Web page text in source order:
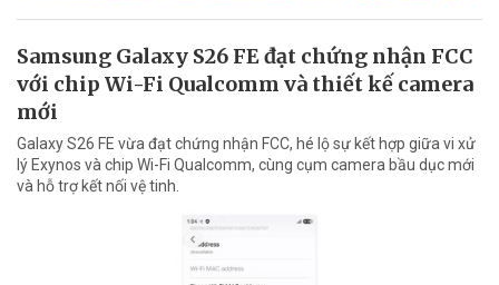
Samsung Galaxy S26 FE đạt chứng nhận FCC
với chip Wi-Fi Qualcomm và thiết kế camera
mới
Galaxy S26 FE vừa đạt chứng nhận FCC, hé lộ sự kết hợp giữa vi xử
lý Exynos và chip Wi-Fi Qualcomm, cùng cụm camera bầu dục mới
và hỗ trợ kết nối vệ tinh.